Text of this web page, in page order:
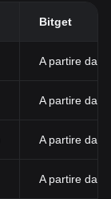
Bitget
A partire dallo
A partire
A partire dallo
A partire